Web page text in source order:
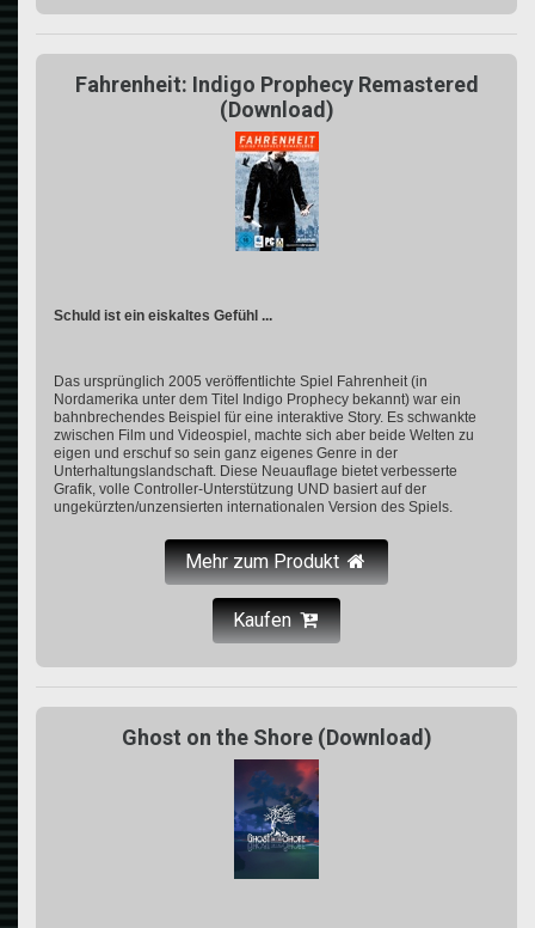
Fahrenheit: Indigo Prophecy Remastered
(Download)
Schuld ist ein eiskaltes Gefühl ...
Das ursprünglich 2005 veröffentlichte Spiel Fahrenheit (in
Nordamerika unter dem Titel Indigo Prophecy bekannt) war ein
bahnbrechendes Beispiel für eine interaktive Story. Es schwankte
zwischen Film und Videospiel, machte sich aber beide Welten zu
eigen und erschuf so sein ganz eigenes Genre in der
Unterhaltungslandschaft. Diese Neuauflage bietet verbesserte
Grafik, volle Controller-Unterstützung UND basiert auf der
ungekürzten/unzensierten internationalen Version des Spiels.
Mehr zum Produkt
Kaufen
Ghost on the Shore (Download)